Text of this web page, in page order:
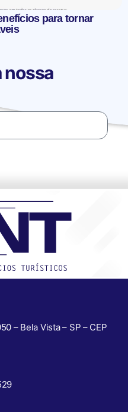
para tornar
nossa
– Bela Vista – SP – CEP